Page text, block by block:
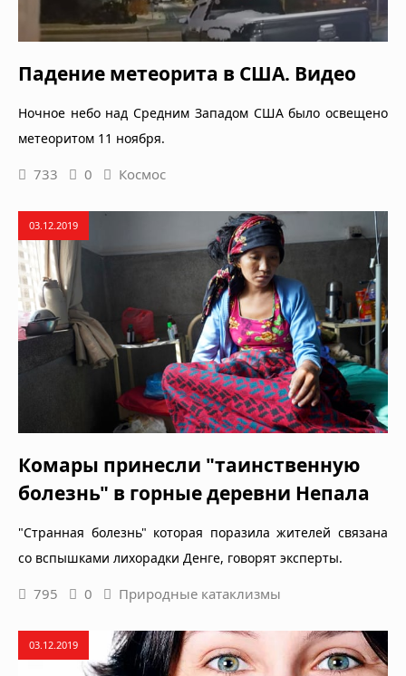
Падение метеорита в США. Видео
Ночное небо над Средним Западом США было освещено
метеоритом 11 ноября.
733 0 Космос
03.12.2019
Комары принесли "таинственную
болезнь" в горные деревни Непала
"Странная болезнь" которая поразила жителей связана
со вспышками лихорадки Денге, говорят эксперты.
795 0 Природные катаклизмы
03.12.2019